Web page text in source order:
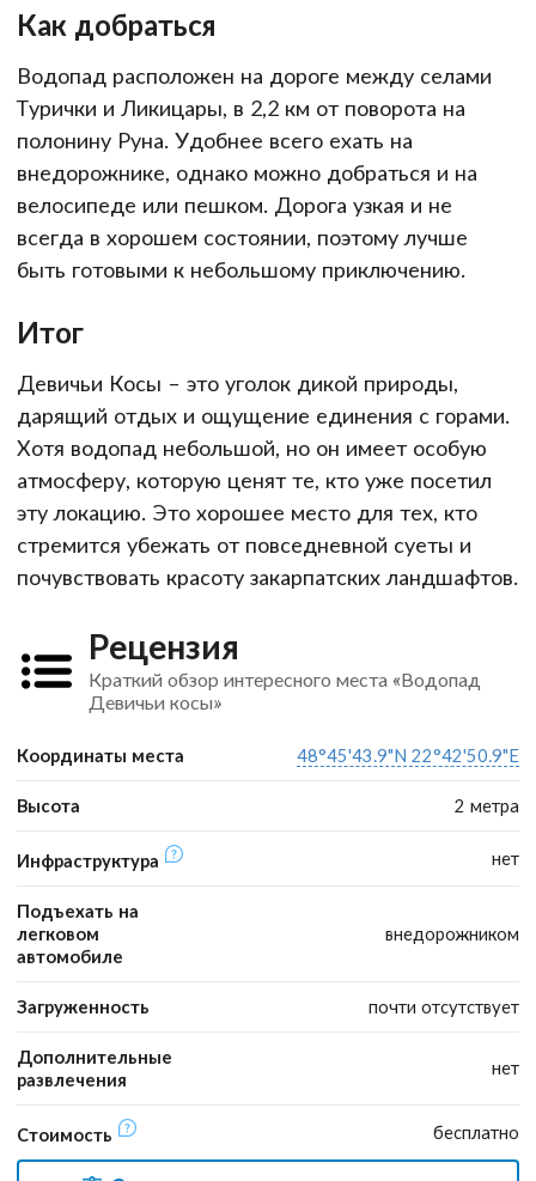
Как добраться
Водопад расположен на дороге между селами
Турички и Ликицары, в 2,2 км от поворота на
полонину Руна. Удобнее всего ехать на
внедорожнике, однако можно добраться и на
велосипеде или пешком. Дорога узкая и не
всегда в хорошем состоянии, поэтому лучше
быть готовыми к небольшому приключению.
Итог
Девичьи Косы – это уголок дикой природы,
дарящий отдых и ощущение единения с горами.
Хотя водопад небольшой, но он имеет особую
атмосферу, которую ценят те, кто уже посетил
эту локацию. Это хорошее место для тех, кто
стремится убежать от повседневной суеты и
почувствовать красоту закарпатских ландшафтов.
Рецензия
Краткий обзор интересного места «Водопад
Девичьи косы»
Координаты места 48°45'43.9"N 22°42'50.9"E
Высота 2 метра
Инфраструктура нет
Подъехать на
легковом
автомобиле
внедорожником
Загруженность почти отсутствует
Дополнительные
развлечения
нет
Стоимость бесплатно